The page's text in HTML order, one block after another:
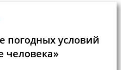
погодных условий
человека»